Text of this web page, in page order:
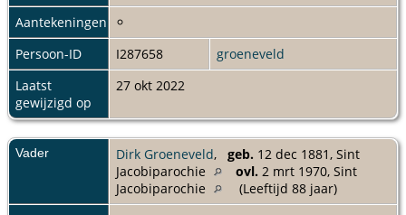
Aantekeningen
Persoon-ID
I287658
groeneveld
Laatst
gewijzigd op
27 okt 2022
Vader Dirk Groeneveld, geb. 12 dec 1881, Sint
Jacobiparochie
ovl. 2 mrt 1970, Sint
Jacobiparochie
(Leeftijd 88 jaar)